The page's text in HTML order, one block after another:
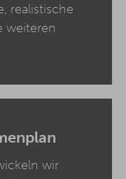
realistische
weiteren
wir